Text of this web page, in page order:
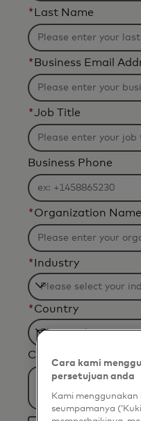
* Last Name
* Business Email
*Job Title
Business Phone
*Organization Name
* Industry
Filtering
will
be
applied
after
characters.
*Country
Filtering
will
be
applied
after
Current business
Cara kami
persetujuan anda
Kami
seumpamanya